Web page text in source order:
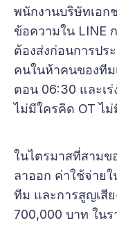
พนักงานบริษัทเอก
ข้อความใน LINE
ต้องส่งก่อนการปร
คนในห้าคนของทีม
ตอน 06:30 และเ
ไม่มีใครคิด OT ไ
ในไตรมาสที่สามข
ลาออก ค่าใช้จ่าย
ทีม และการสูญเสี
700,000 บาท ใน